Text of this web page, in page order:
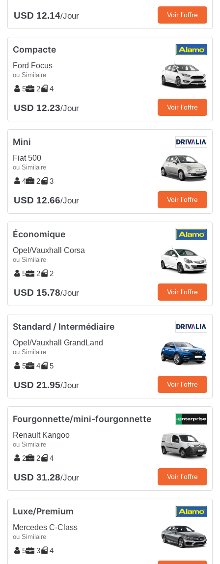
USD 12.14/Jour Voir l’offre
Compacte
Ford Focus
ou Similaire
5 2 4
USD 12.23/Jour Voir l’offre
Mini
Fiat 500
ou Similaire
4 2 3
USD 12.66/Jour Voir l’offre
Économique
Opel/Vauxhall Corsa
ou Similaire
5 2 2
USD 15.78/Jour Voir l’offre
Standard / Intermédiaire
Opel/Vauxhall GrandLand
ou Similaire
5 4 5
USD 21.95/Jour Voir l’offre
Fourgonnette/mini-fourgonnette
Renault Kangoo
ou Similaire
2 2 4
USD 31.28/Jour Voir l’offre
Luxe/Premium
Mercedes C-Class
ou Similaire
5 3 4